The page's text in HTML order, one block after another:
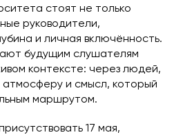
стоят не только
руководители,
и личная включённость.
будущим слушателям
контексте: через людей,
и смысл, который
маршрутом.
17 мая,